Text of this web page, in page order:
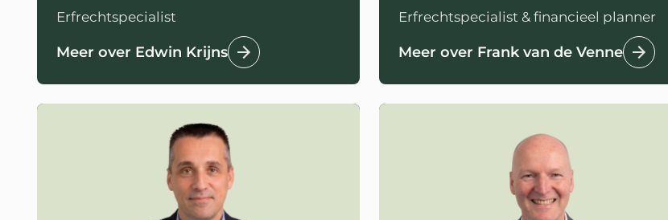
Erfrechtspecialist
Meer over Edwin Krijns
Erfrechtspecialist & financieel planner
Meer over Frank van de Venne